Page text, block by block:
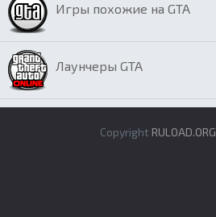
Игры похожие на GTA
Лаунчеры GTA
Copyright RULOAD.ORG